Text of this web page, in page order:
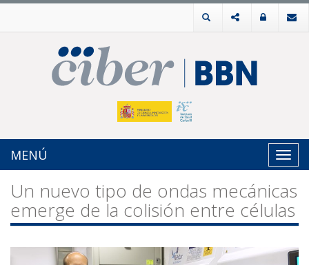
MENÚ
Un nuevo tipo de ondas mecánicas
emerge de la colisión entre células